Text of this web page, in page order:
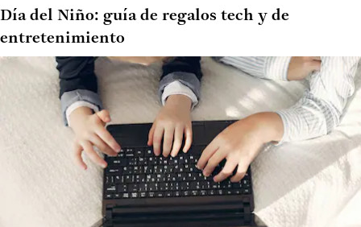
Día del Niño: guía de regalos tech y de
entretenimiento